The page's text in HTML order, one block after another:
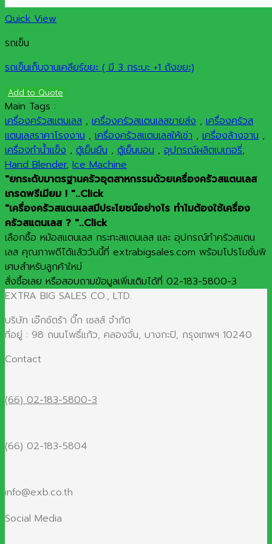
Quick View
รถเข็น
รถเข็นเก็บจานเคลียร์ขยะ ( มี 3 กระบะ +1 ถังขยะ)
Add to Quote
Main Tags :
เครื่องครัวสแตนเลส , เครื่องครัวสแตนเลสขายส่ง , เครื่องครัวส
แตนเลสราคาโรงงาน , เครื่องครัวสแตนเลสให้เช่า , เครื่องล้างจาน ,
เครื่องทำน้ำแข็ง , ตู้เย็นยืน , ตู้เย็นนอน , อุปกรณ์ผลิตเบเกอรี่,
Hand Blender, Ice Machine
"ยกระดับมาตรฐานครัวอุตสาหกรรมด้วยเครื่องครัวสแตนเลส
เกรดพรีเมียม ! "..Click
"เครื่องครัวสแตนเลสมีประโยชน์อย่างไร ทำไมต้องใช้เครื่อง
ครัวสแตนเลส ? "..Click
เลือกซื้อ หม้อสแตนเลส กระทะสแตนเลส และ อุปกรณ์ทำครัวสแตน
เลส คุณภาพดีได้แล้ววันนี้ที่ extrabigsales.com พร้อมโปรโมชั่นพิ
เศษสำหรับลูกค้าใหม่
สั่งซื้อเลย หรือสอบถามข้อมูลเพิ่มเติมได้ที่ 02-183-5800-3
EXTRA BIG SALES CO., LTD.
บริษัท เอ๊กซ์ตร้า บิ๊ก เซลส์ จำกัด
ที่อยู่ : 98 ถนนโพธิ์แก้ว, คลองจั่น, บางกะปิ, กรุงเทพฯ 10240
Contact
(66) 02-183-5800-3
(66) 02-183-5804
info@exb.co.th
Social Media